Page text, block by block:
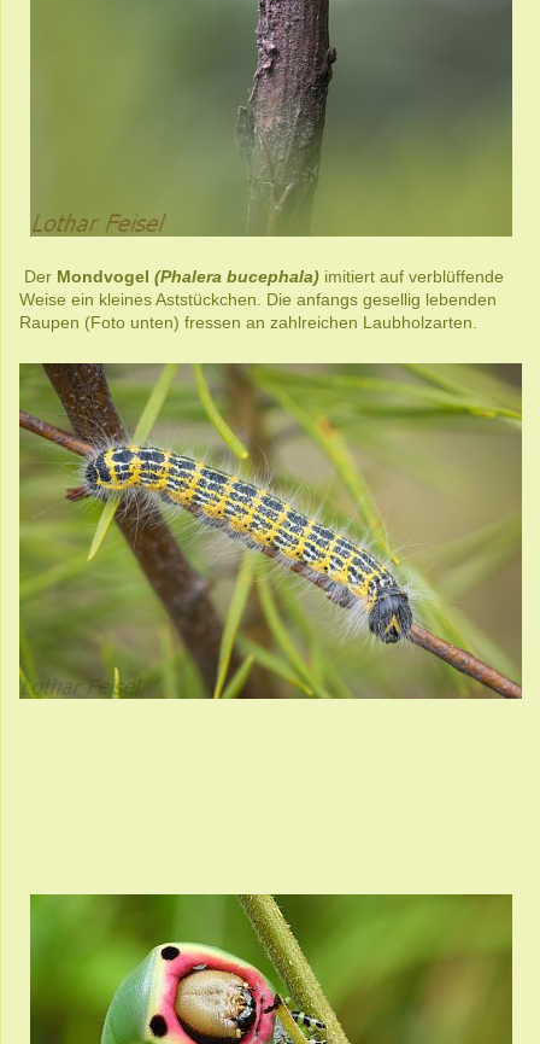
Der Mondvogel (Phalera bucephala) imitiert auf verblüffende
Weise ein kleines Aststückchen. Die anfangs gesellig lebenden
Raupen (Foto unten) fressen an zahlreichen Laubholzarten.